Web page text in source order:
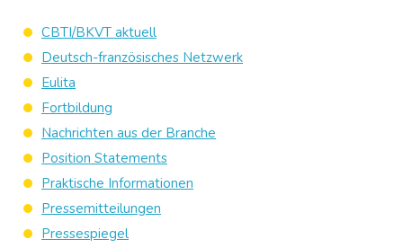
CBTI/BKVT aktuell
Deutsch-französisches Netzwerk
Eulita
Fortbildung
Nachrichten aus der Branche
Position Statements
Praktische Informationen
Pressemitteilungen
Pressespiegel